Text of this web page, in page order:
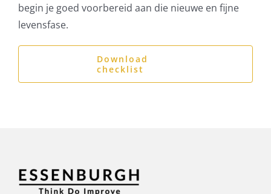
begin je goed voorbereid aan die nieuwe en fijne
levensfase.
Download
checklist